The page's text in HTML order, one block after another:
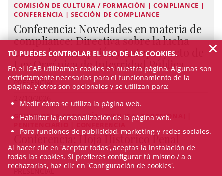
COMISIÓN DE CULTURA / FORMACIÓN | COMPLIANCE |
CONFERENCIA | SECCIÓN DE COMPLIANCE
Conferencia: Novedades en materia de
compliance: Directiva sobre la lucha
contra la corrupción y Anteproyecto de
Ley Orgánica de Integridad Pública
PRESENCIAL
GRUPO DE LA ABOGACÍA JOVEN (GAJ BARCELONA) |
PENITENCIARIO | CONFERENCIA
Conferencia: Hoja Histórico Penal
PRESENCIAL
TÚ PUEDES CONTROLAR EL USO DE LAS COOKIES.
En el ICAB utilizamos cookies en nuestra página. Algunas son
estrictamente necesarias para el funcionamiento de la
página, y otros son opcionales y se utilizan para:
Medir cómo se utiliza la página web.
Habilitar la personalización de la página web.
Para funciones de publicidad, marketing y redes sociales.
Al hacer clic en 'Aceptar todas', aceptas la instalación de
todas las cookies. Si prefieres configurar tú mismo / a o
rechazarlas, haz clic en 'Configuración de cookies'.
×